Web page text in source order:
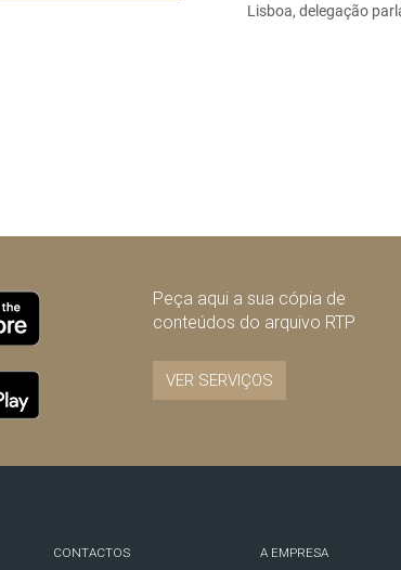
Lisboa, delegação
Peça aqui a sua cópia de
conteúdos do arquivo RTP
VER SERVIÇOS
CONTACTOS
A EMPRESA